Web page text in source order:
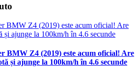
BMW Z4 (2019) este acum oficial! Are
și ajunge la 100km/h în 4.6 secunde